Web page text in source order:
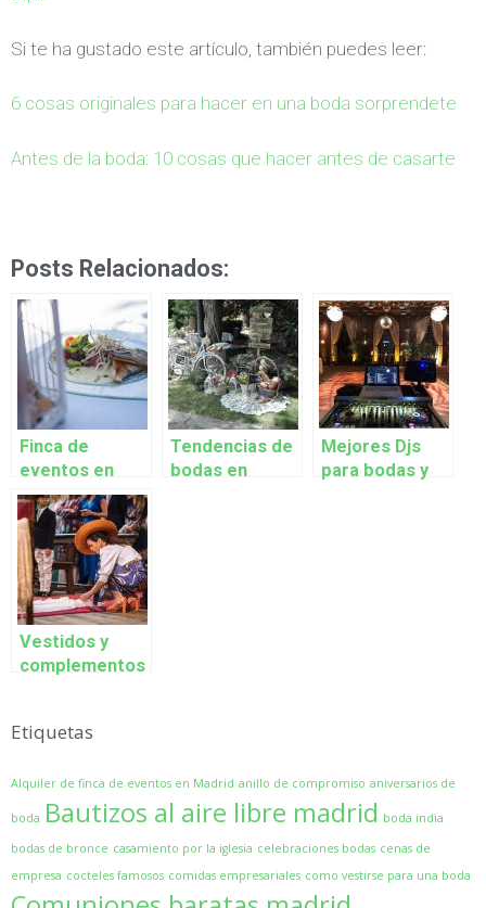
Si te ha gustado este artículo, también puedes leer:
6 cosas originales para hacer en una boda sorprendete
Antes de la boda: 10 cosas que hacer antes de casarte
Posts Relacionados:
Finca de
eventos en
Galapagar
Tendencias de
bodas en
Mejores Djs
para bodas y
Vestidos y
complementos
Etiquetas
Alquiler de finca de eventos en Madrid anillo de compromiso aniversarios de
boda Bautizos al aire libre madrid boda india
bodas de bronce casamiento por la iglesia celebraciones bodas cenas de
empresa cocteles famosos comidas empresariales como vestirse para una boda